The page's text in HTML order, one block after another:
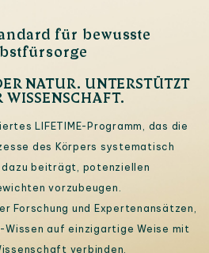
für bewusste
NATUR. UNTERSTÜTZT
WISSENSCHAFT.
LIFETIME-Programm, das die
des Körpers systematisch
beiträgt, potenziellen
vorzubeugen.
Forschung und Expertenansätzen,
auf einzigartige Weise mit
verbinden.